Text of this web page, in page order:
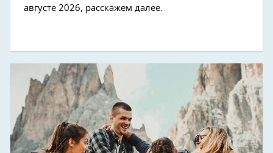
августе 2026, расскажем далее.